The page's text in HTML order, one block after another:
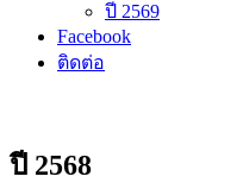
ปี 2569
Facebook
ติดต่อ
ปี 2568